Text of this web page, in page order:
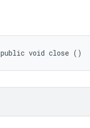
public void close ()